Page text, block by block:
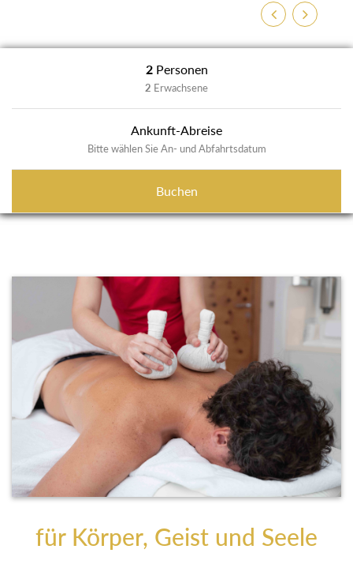
Previous
Next
2 Personen
2 Erwachsene
Ankunft-Abreise
Bitte wählen Sie An- und Abfahrtsdatum
Buchen
für Körper, Geist und Seele